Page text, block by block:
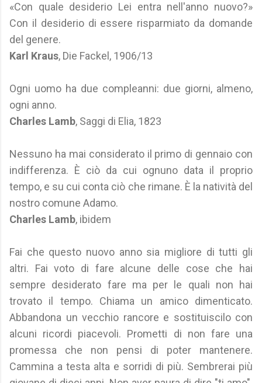
«Con quale desiderio Lei entra nell'anno nuovo?»
Con il desiderio di essere risparmiato da domande
del genere.
Karl Kraus, Die Fackel, 1906/13
Ogni uomo ha due compleanni: due giorni, almeno,
ogni anno.
Charles Lamb, Saggi di Elia, 1823
Nessuno ha mai considerato il primo di gennaio con
indifferenza. È ciò da cui ognuno data il proprio
tempo, e su cui conta ciò che rimane. È la natività del
nostro comune Adamo.
Charles Lamb, ibidem
Fai che questo nuovo anno sia migliore di tutti gli
altri. Fai voto di fare alcune delle cose che hai
sempre desiderato fare ma per le quali non hai
trovato il tempo. Chiama un amico dimenticato.
Abbandona un vecchio rancore e sostituiscilo con
alcuni ricordi piacevoli. Prometti di non fare una
promessa che non pensi di poter mantenere.
Cammina a testa alta e sorridi di più. Sembrerai più